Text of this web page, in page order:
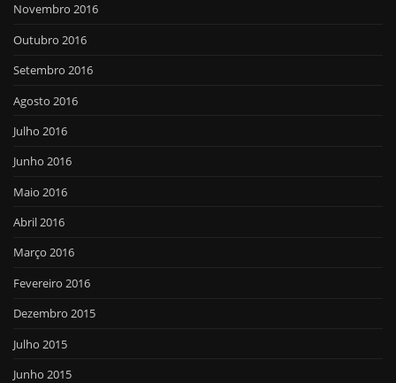
Novembro 2016
Outubro 2016
Setembro 2016
Agosto 2016
Julho 2016
Junho 2016
Maio 2016
Abril 2016
Março 2016
Fevereiro 2016
Dezembro 2015
Julho 2015
Junho 2015